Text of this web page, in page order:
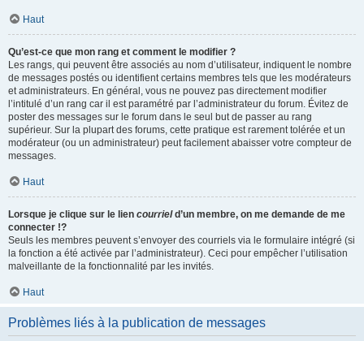
Haut
Qu’est-ce que mon rang et comment le modifier ?
Les rangs, qui peuvent être associés au nom d’utilisateur, indiquent le nombre
de messages postés ou identifient certains membres tels que les modérateurs
et administrateurs. En général, vous ne pouvez pas directement modifier
l’intitulé d’un rang car il est paramétré par l’administrateur du forum. Évitez de
poster des messages sur le forum dans le seul but de passer au rang
supérieur. Sur la plupart des forums, cette pratique est rarement tolérée et un
modérateur (ou un administrateur) peut facilement abaisser votre compteur de
messages.
Haut
Lorsque je clique sur le lien courrield’un membre, on me demande de me
connecter !?
Seuls les membres peuvent s’envoyer des courriels via le formulaire intégré (si
la fonction a été activée par l’administrateur). Ceci pour empêcher l’utilisation
malveillante de la fonctionnalité par les invités.
Haut
Problèmes liés à la publication de messages